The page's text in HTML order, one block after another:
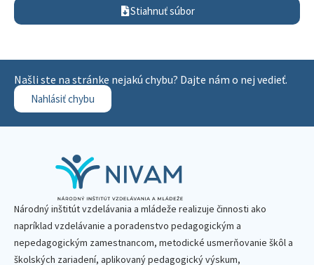
Stiahnuť súbor
Našli ste na stránke nejakú chybu? Dajte nám o nej vedieť.
Nahlásiť chybu
Národný inštitút vzdelávania a mládeže realizuje činnosti ako
napríklad vzdelávanie a poradenstvo pedagogickým a
nepedagogickým zamestnancom, metodické usmerňovanie škôl a
školských zariadení, aplikovaný pedagogický výskum,